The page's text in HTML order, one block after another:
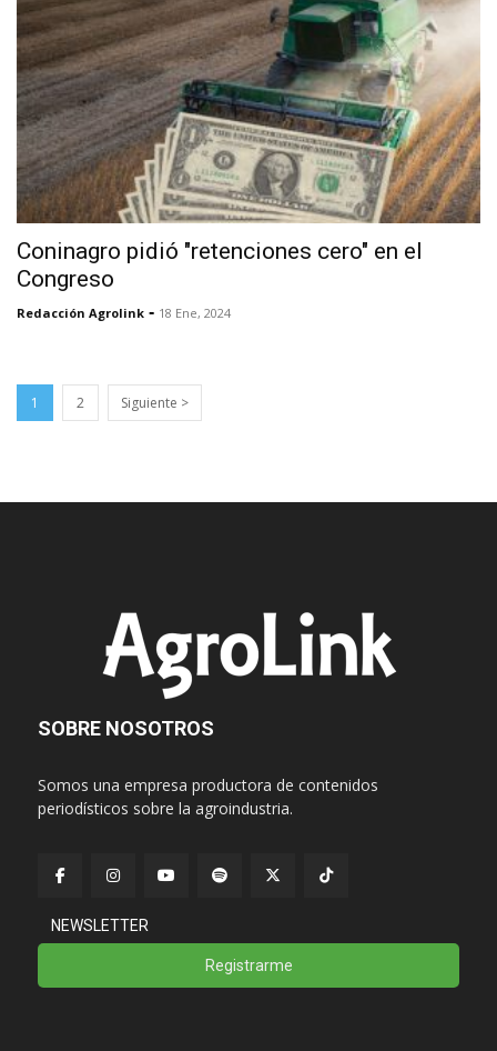
Coninagro pidió "retenciones cero" en el
Congreso
Redacción Agrolink - 18 Ene, 2024
1 2 Siguiente >
SOBRE NOSOTROS
Somos una empresa productora de contenidos
periodísticos sobre la agroindustria.
NEWSLETTER
Registrarme